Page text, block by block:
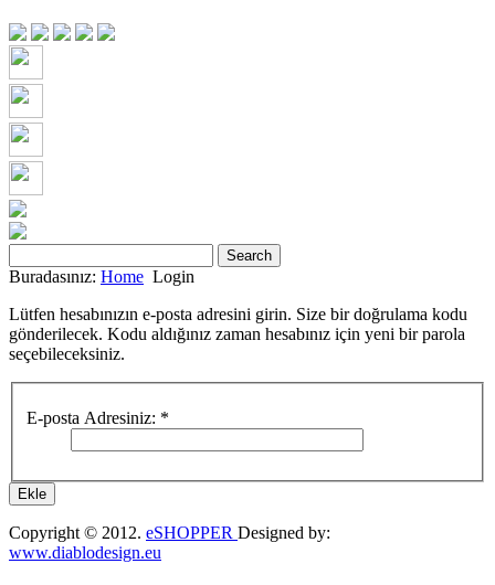
Buradasınız: Home Login
Lütfen hesabınızın e-posta adresini girin. Size bir doğrulama kodu
gönderilecek. Kodu aldığınız zaman hesabınız için yeni bir parola
seçebileceksiniz.
E-posta Adresiniz: *
Ekle
Copyright © 2012. eSHOPPER Designed by:
www.diablodesign.eu